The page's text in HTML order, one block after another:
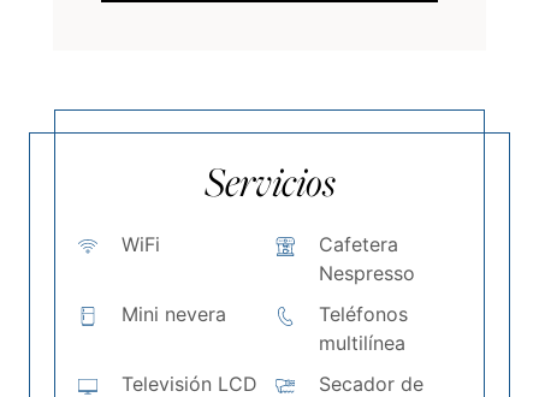
Servicios
WiFi
Cafetera
Nespresso
Mini nevera
Teléfonos
multilínea
Televisión LCD
Secador de